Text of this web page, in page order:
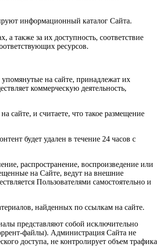
информационный каталог Сайта.
а также за их доступность, соответствие
ресурсов.
на сайте, принадлежат их
коммерческую деятельность,
сайте, и считаете, что такое размещение
будет удален в течение 24 часов с
распространение, воспроизведение или
на Сайте, ведут на внешние
Пользователями самостоятельно и
найденных по ссылкам на сайте.
представляют собой исключительно
файлы). Администрация Сайта не
доступа, не контролирует объем трафика